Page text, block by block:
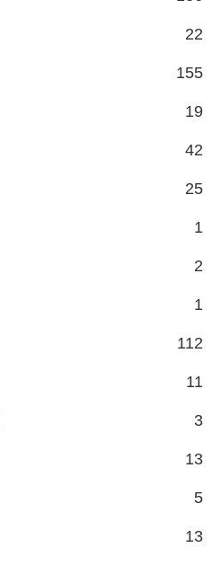
22
155
19
42
25
1
2
1
112
11
3
13
5
13